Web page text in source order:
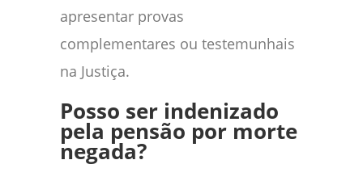
apresentar provas
complementares ou testemunhais
na Justiça.
Posso ser indenizado
pela pensão por morte
negada?